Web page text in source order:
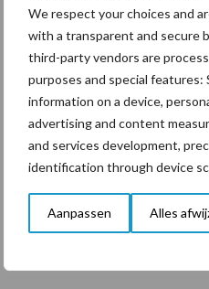
We respect your choices and
with a transparent and secure
third-party vendors are
purposes and special features:
information on a device,
advertising and content
and services development,
identification through device
Aanpassen Alles
De
voor
markt